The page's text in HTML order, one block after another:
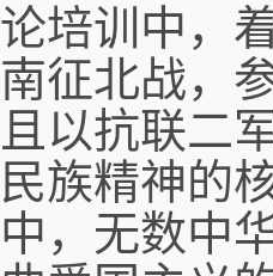
论培训中，
南征北战，
且以抗联二
民族精神的
中，无数中